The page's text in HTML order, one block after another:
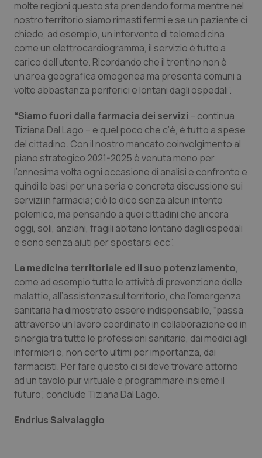
Provincia Autonoma di Trento
Puglia
Sardegna
Sicilia
Toscana
Umbria
Valle D’Aosta
Veneto
Ipertensione & Scompenso
Malattie rare
Malattia di Crohn & Rettocolite Ulcerosa
Neuroscienze & patologie neurodegenerative
Obesità
Oftalmologia
Oncodermatologia
Oncoematologia
Oncologia & Nutrizione
Psoriasi & pelle
Quotidiano Cardiologia
Quotidiano Chirurgia
Quotidiano Oncologia
Quotidiano Pediatria
molte regioni questo sta prendendo forma mentre nel
nostro territorio siamo rimasti fermi e se un paziente ci
chiede, ad esempio, un intervento di telemedicina
come un elettrocardiogramma, il servizio è tutto a
carico dell’utente. Ricordando che il trentino non è
un’area geografica omogenea ma presenta comuni a
volte abbastanza periferici e lontani dagli ospedali”.
“Siamo fuori dalla farmacia dei servizi – continua
Tiziana Dal Lago – e quel poco che c’è, è tutto a spese
del cittadino. Con il nostro mancato coinvolgimento al
piano strategico 2021-2025 è venuta meno per
l’ennesima volta ogni occasione di analisi e confronto e
quindi le basi per una seria e concreta discussione sui
servizi in farmacia; ciò lo dico senza alcun intento
polemico, ma pensando a quei cittadini che ancora
oggi, soli, anziani, fragili abitano lontano dagli ospedali
e sono senza aiuti per spostarsi ecc”.
La medicina territoriale ed il suo potenziamento,
come ad esempio tutte le attività di prevenzione delle
malattie, all’assistenza sul territorio, che l’emergenza
sanitaria ha dimostrato essere indispensabile, “passa
attraverso un lavoro coordinato in collaborazione ed in
sinergia tra tutte le professioni sanitarie, dai medici agli
infermieri e, non certo ultimi per importanza, dai
farmacisti. Per fare questo ci si deve trovare attorno
ad un tavolo pur virtuale e programmare insieme il
futuro”, conclude Tiziana Dal Lago.
Endrius Salvalaggio